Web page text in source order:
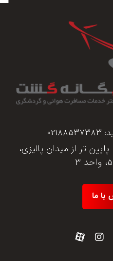
02188537383
تر از میدان پالیزی،
با ما